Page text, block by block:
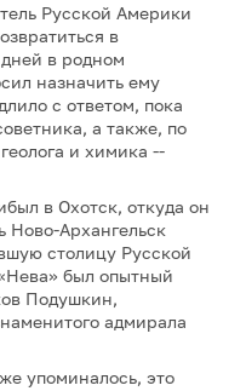
Русской Америки
в
в родном
назначить ему
с ответом, пока
а также, по
и химика --
в Охотск, откуда он
Ново-Архангельск
столицу Русской
был опытный
Подушкин,
адмирала
упоминалось, это